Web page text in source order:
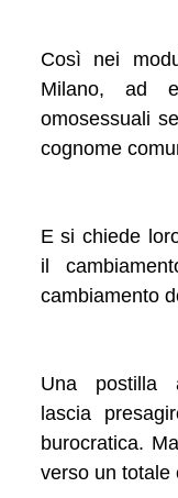
Così nei
Milano, ad
omosessuali
cognome
E si chiede
il
cambiamento
Una postilla
lascia
burocratica.
verso un totale